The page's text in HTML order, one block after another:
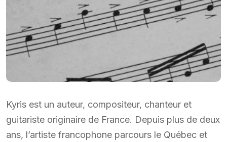
Kyris est un auteur, compositeur, chanteur et
guitariste originaire de France. Depuis plus de deux
ans, l’artiste francophone parcours le Québec et